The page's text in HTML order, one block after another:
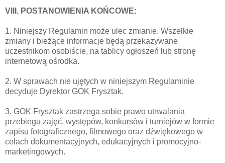
VIII. POSTANOWIENIA KOŃCOWE:
1. Niniejszy Regulamin może ulec zmianie. Wszelkie
zmiany i bieżące informacje będą przekazywane
uczestnikom osobiście, na tablicy ogłoszeń lub stronę
internetową ośrodka.
2. W sprawach nie ujętych w niniejszym Regulaminie
decyduje Dyrektor GOK Frysztak.
3. GOK Frysztak zastrzega sobie prawo utrwalania
przebiegu zajęć, występów, konkursów i turniejów w formie
zapisu fotograficznego, filmowego oraz dźwiękowego w
celach dokumentacyjnych, edukacyjnych i promocyjno-
marketingowych.